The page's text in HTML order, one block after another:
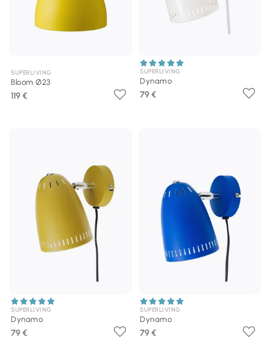
SUPERLIVING
Bloom Ø23
119 €
SUPERLIVING
Dynamo
79 €
SUPERLIVING
Dynamo
79 €
SUPERLIVING
Dynamo
79 €